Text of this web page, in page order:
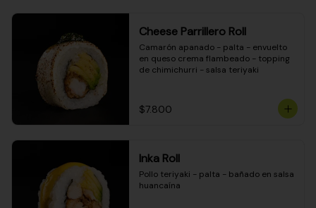
Cheese Parrillero Roll
Camarón apanado - palta - envuelto
en queso crema flambeado - topping
de chimichurri - salsa teriyaki
$7.800
Inka Roll
Pollo teriyaki - palta - bañado en salsa
huancaína